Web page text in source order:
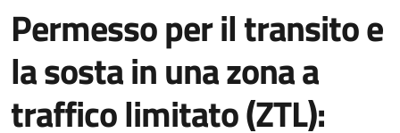
Permesso per il transito e
la sosta in una zona a
traffico limitato (ZTL):